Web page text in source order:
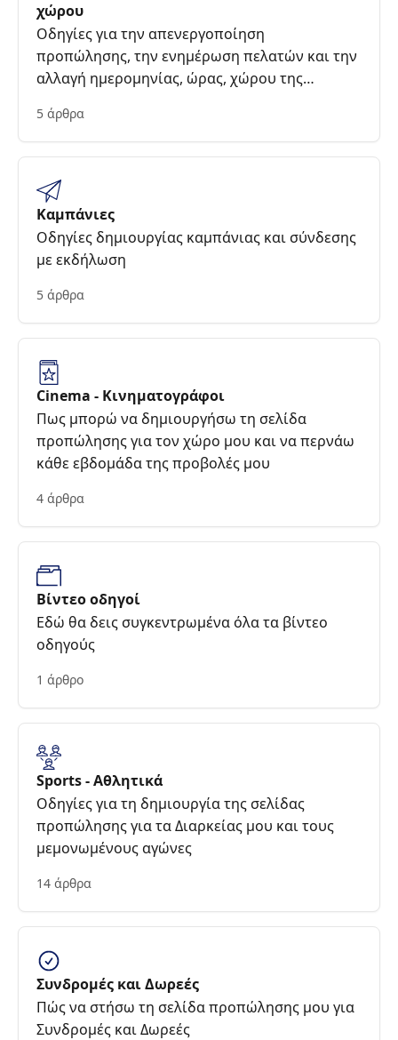
χώρου
Οδηγίες για την απενεργοποίηση
προπώλησης, την ενημέρωση πελατών και την
αλλαγή ημερομηνίας, ώρας, χώρου της
5 άρθρα
Καμπάνιες
Οδηγίες δημιουργίας καμπάνιας και σύνδεσης
με εκδήλωση
5 άρθρα
Cinema - Κινηματογράφοι
Πως μπορώ να δημιουργήσω τη σελίδα
προπώλησης για τον χώρο μου και να περνάω
κάθε εβδομάδα της προβολές μου
4 άρθρα
Βίντεο οδηγοί
Εδώ θα δεις συγκεντρωμένα όλα τα βίντεο
οδηγούς
1 άρθρο
Sports - Αθλητικά
Οδηγίες για τη δημιουργία της σελίδας
προπώλησης για τα Διαρκείας μου και τους
μεμονωμένους αγώνες
14 άρθρα
Συνδρομές και Δωρεές
Πώς να στήσω τη σελίδα προπώλησης μου για
Συνδρομές και Δωρεές